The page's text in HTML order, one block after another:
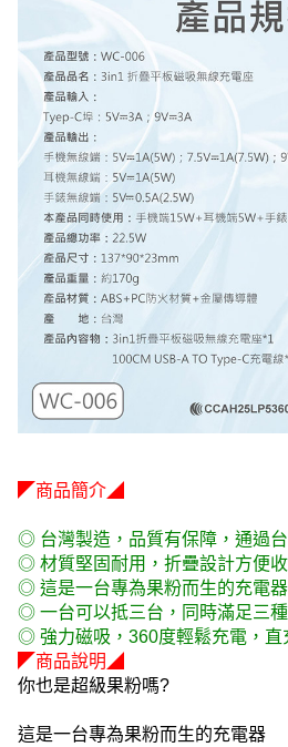
◤商品簡介◢
◎ 台灣製造，品質有保障，通過
◎ 材質堅固耐用，折疊設計方便
◎ 這是一台專為果粉而生的充電器
◎ 一台可以抵三台，同時滿足三
◎ 強力磁吸，360度輕鬆充電，直
◤商品說明◢
你也是超級果粉嗎?
這是一台專為果粉而生的充電器